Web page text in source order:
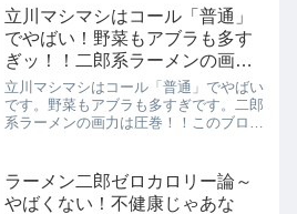
も、立川マシマシで、野菜マシ、野菜マ
シマシはオーダーしなくて良か...
立川マシマシはコール「普通」
でやばい！野菜もアブラも多す
ぎッ！！二郎系ラーメンの画
力！！
立川マシマシはコール「普通」でやばい
です。野菜もアブラも多すぎです。二郎
系ラーメンの画力は圧巻！！このブログ
感じが見た目からお分かりになるかと思
います。また、食べに行っ...
ラーメン二郎ゼロカロリー論～
やばくない！不健康じゃあな